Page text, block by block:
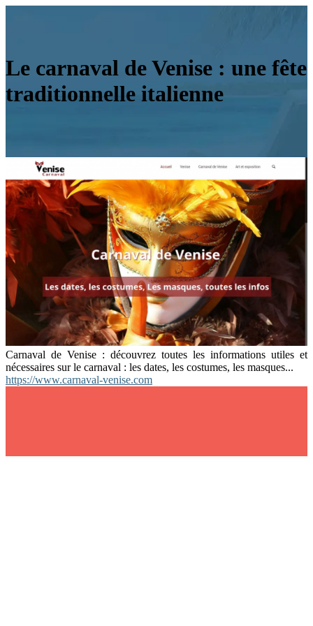
Le carnaval de Venise : une fête
traditionnelle italienne
Carnaval de Venise : découvrez toutes les informations utiles et
nécessaires sur le carnaval : les dates, les costumes, les masques...
https://www.carnaval-venise.com